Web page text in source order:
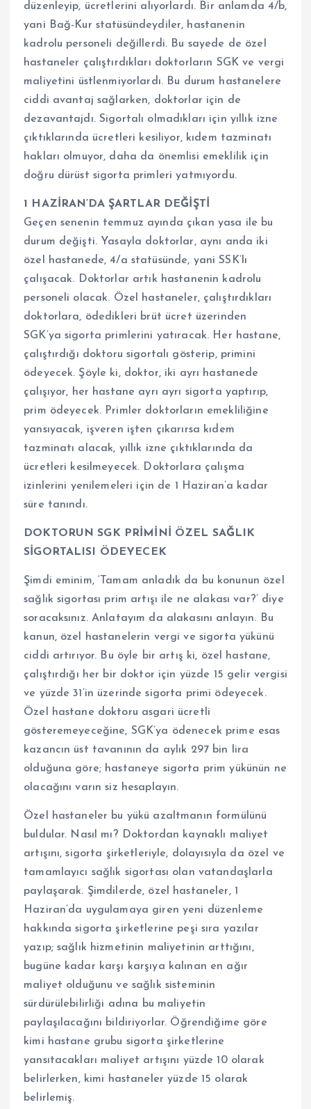
düzenleyip, ücretlerini alıyorlardı. Bir anlamda 4/b,
yani Bağ-Kur statüsündeydiler, hastanenin
kadrolu personeli değillerdi. Bu sayede de özel
hastaneler çalıştırdıkları doktorların SGK ve vergi
maliyetini üstlenmiyorlardı. Bu durum hastanelere
ciddi avantaj sağlarken, doktorlar için de
dezavantajdı. Sigortalı olmadıkları için yıllık izne
çıktıklarında ücretleri kesiliyor, kıdem tazminatı
hakları olmuyor, daha da önemlisi emeklilik için
doğru dürüst sigorta primleri yatmıyordu.
1 HAZİRAN’DA ŞARTLAR DEĞİŞTİ
Geçen senenin temmuz ayında çıkan yasa ile bu
durum değişti. Yasayla doktorlar, aynı anda iki
özel hastanede, 4/a statüsünde, yani SSK’lı
çalışacak. Doktorlar artık hastanenin kadrolu
personeli olacak. Özel hastaneler, çalıştırdıkları
doktorlara, ödedikleri brüt ücret üzerinden
SGK’ya sigorta primlerini yatıracak. Her hastane,
çalıştırdığı doktoru sigortalı gösterip, primini
ödeyecek. Şöyle ki, doktor, iki ayrı hastanede
çalışıyor, her hastane ayrı ayrı sigorta yaptırıp,
prim ödeyecek. Primler doktorların emekliliğine
yansıyacak, işveren işten çıkarırsa kıdem
tazminatı alacak, yıllık izne çıktıklarında da
ücretleri kesilmeyecek. Doktorlara çalışma
izinlerini yenilemeleri için de 1 Haziran’a kadar
süre tanındı.
DOKTORUN SGK PRİMİNİ ÖZEL SAĞLIK
SİGORTALISI ÖDEYECEK
Şimdi eminim, ‘Tamam anladık da bu konunun özel
sağlık sigortası prim artışı ile ne alakası var?’ diye
soracaksınız. Anlatayım da alakasını anlayın. Bu
kanun, özel hastanelerin vergi ve sigorta yükünü
ciddi artırıyor. Bu öyle bir artış ki, özel hastane,
çalıştırdığı her bir doktor için yüzde 15 gelir vergisi
ve yüzde 31’in üzerinde sigorta primi ödeyecek.
Özel hastane doktoru asgari ücretli
gösteremeyeceğine, SGK’ya ödenecek prime esas
kazancın üst tavanının da aylık 297 bin lira
olduğuna göre; hastaneye sigorta prim yükünün ne
olacağını varın siz hesaplayın.
Özel hastaneler bu yükü azaltmanın formülünü
buldular. Nasıl mı? Doktordan kaynaklı maliyet
artışını, sigorta şirketleriyle, dolayısıyla da özel ve
tamamlayıcı sağlık sigortası olan vatandaşlarla
paylaşarak. Şimdilerde, özel hastaneler, 1
Haziran’da uygulamaya giren yeni düzenleme
hakkında sigorta şirketlerine peşi sıra yazılar
yazıp; sağlık hizmetinin maliyetinin arttığını,
bugüne kadar karşı karşıya kalınan en ağır
maliyet olduğunu ve sağlık sisteminin
sürdürülebilirliği adına bu maliyetin
paylaşılacağını bildiriyorlar. Öğrendiğime göre
kimi hastane grubu sigorta şirketlerine
yansıtacakları maliyet artışını yüzde 10 olarak
belirlerken, kimi hastaneler yüzde 15 olarak
belirlemiş.